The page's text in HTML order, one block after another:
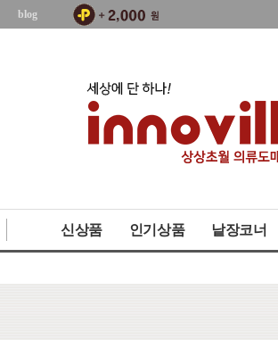
blog
신상품 인기상품 낱장코너